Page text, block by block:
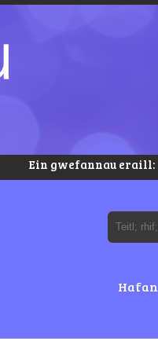
Ein gwefannau eraill:
Hafan